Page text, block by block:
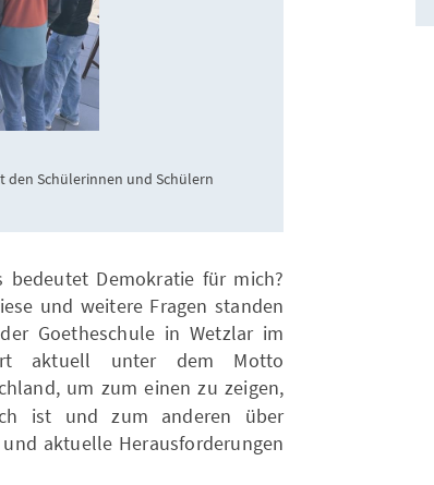
den Schülerinnen und Schülern
bedeutet Demokratie für mich?
und weitere Fragen standen
Goetheschule in Wetzlar im
aktuell unter dem Motto
um zum einen zu zeigen,
ist und zum anderen über
aktuelle Herausforderungen